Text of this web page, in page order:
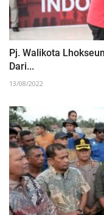
Pj. Walikota
Dari...
13/08/2022